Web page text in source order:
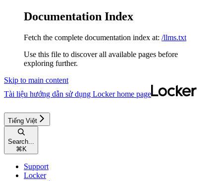
Documentation Index
Fetch the complete documentation index at: /llms.txt
Use this file to discover all available pages before
exploring further.
Skip to main content
Tài liệu hướng dẫn sử dụng Lockerhome page
Tiếng Việt
Search...
⌘ K
Support
Locker